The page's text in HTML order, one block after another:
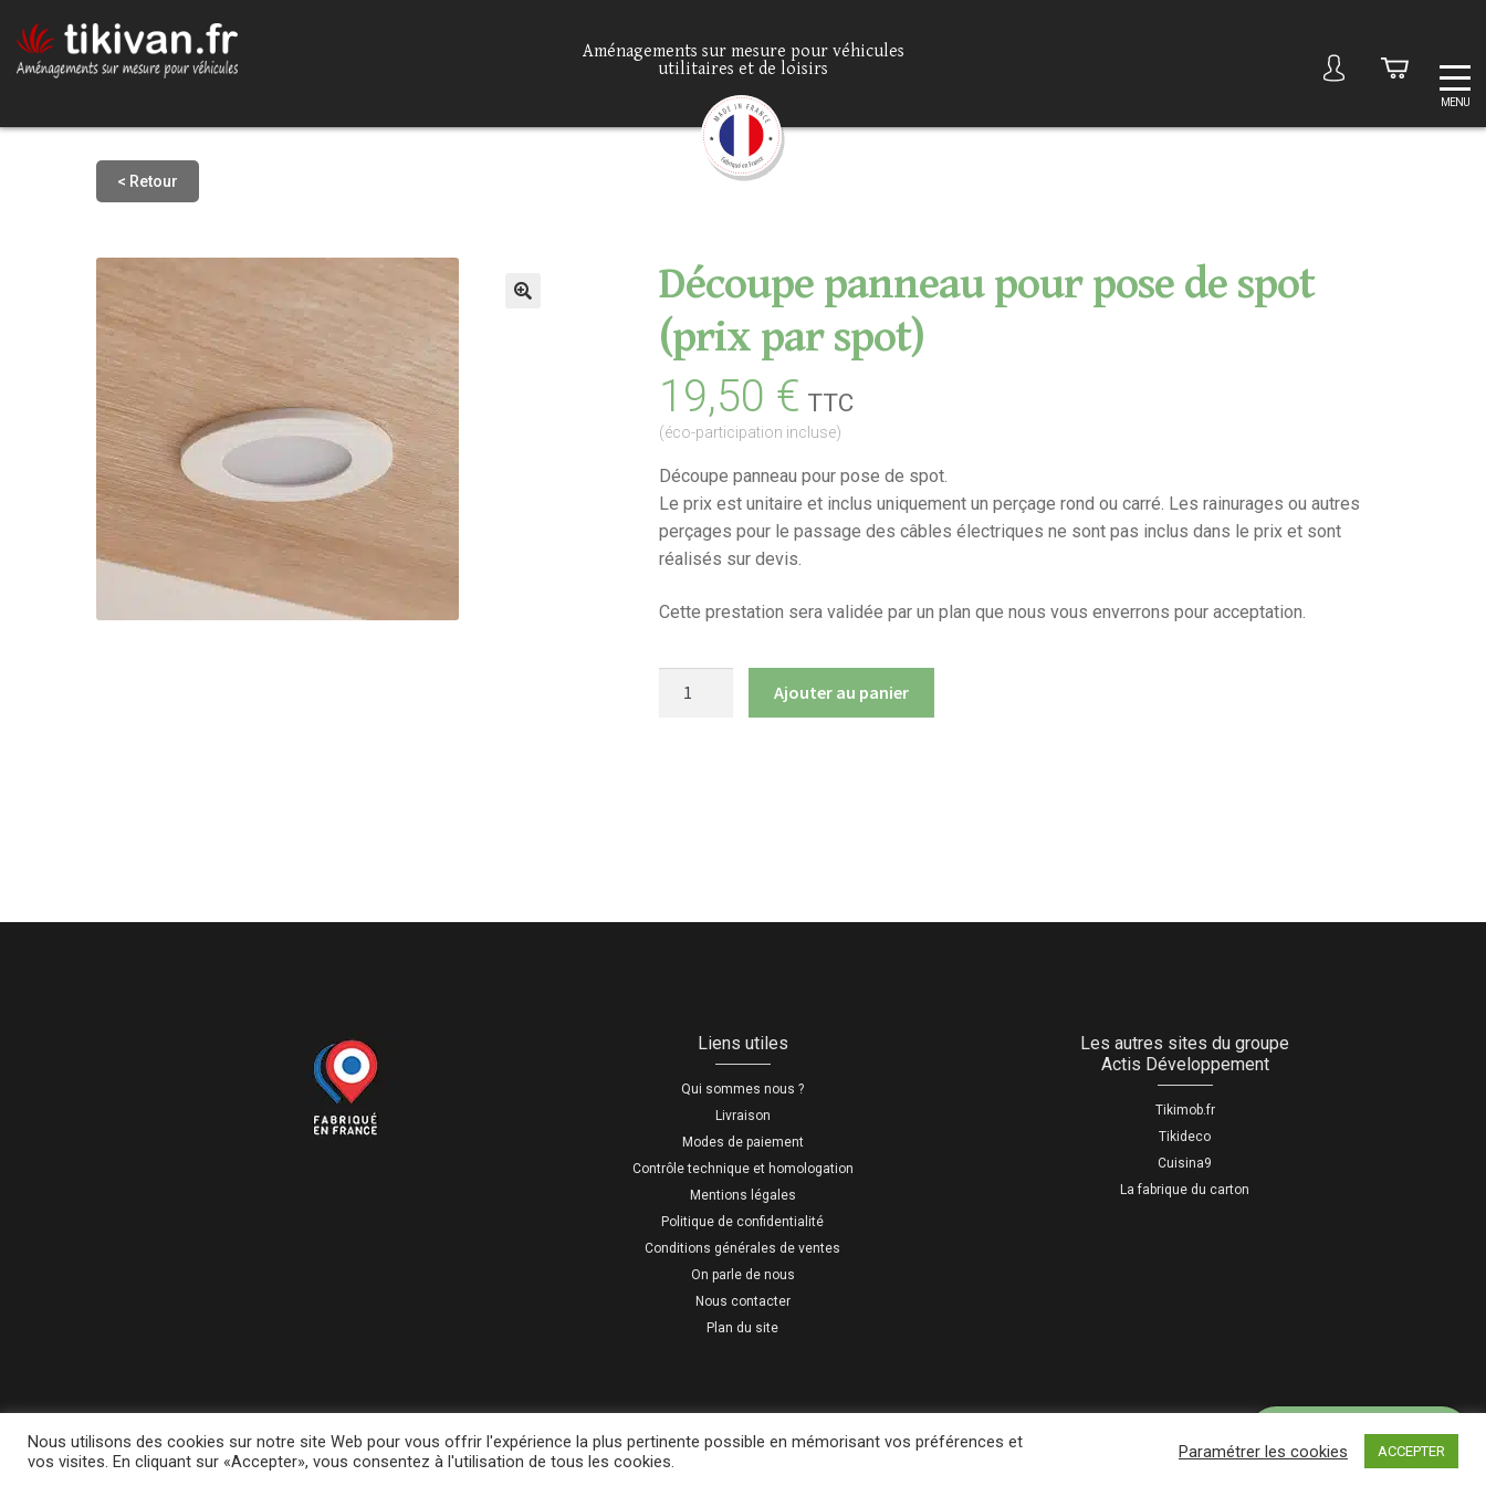
MENU
Aménagements sur mesure pour véhicules
utilitaires et de loisirs
< Retour
Découpe panneau pour pose de spot
(prix par spot)
19,50 € TTC
(éco-participation incluse)
Découpe panneau pour pose de spot.
Le prix est unitaire et inclus uniquement un perçage rond ou carré. Les rainurages ou autres
perçages pour le passage des câbles électriques ne sont pas inclus dans le prix et sont
réalisés sur devis.
Cette prestation sera validée par un plan que nous vous enverrons pour acceptation.
Ajouter au panier
05 46 03 12 67
PRIX D'UN APPEL
LOCAL
Liens utiles
Qui sommes nous ?
Livraison
Modes de paiement
Contrôle technique et homologation
Mentions légales
Politique de confidentialité
Conditions générales de ventes
On parle de nous
Nous contacter
Plan du site
Les autres sites du groupe
Actis Développement
Tikimob.fr
Tikideco
Cuisina9
La fabrique du carton
Nous utilisons des cookies sur notre site Web pour vous offrir l'expérience la plus pertinente possible en mémorisant vos préférences et
vos visites. En cliquant sur «Accepter», vous consentez à l'utilisation de tous les cookies.
Paramétrer les cookies ACCEPTER